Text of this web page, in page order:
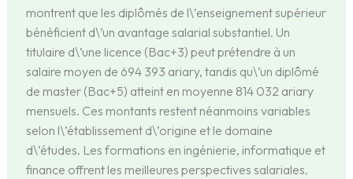
montrent que les diplômés de l\’enseignement supérieur
bénéficient d\’un avantage salarial substantiel. Un
titulaire d\’une licence (Bac+3) peut prétendre à un
salaire moyen de 694 393 ariary, tandis qu\’un diplômé
de master (Bac+5) atteint en moyenne 814 032 ariary
mensuels. Ces montants restent néanmoins variables
selon l\’établissement d\’origine et le domaine
d\’études. Les formations en ingénierie, informatique et
finance offrent les meilleures perspectives salariales.